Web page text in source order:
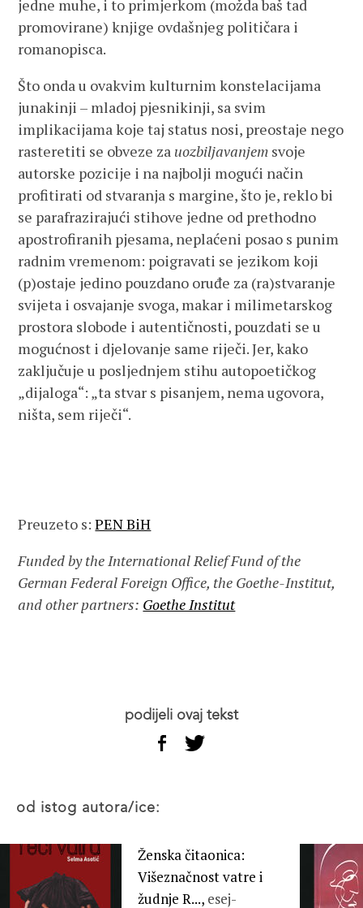
jedne muhe, i to primjerkom (možda baš tad
promovirane) knjige ovdašnjeg političara i
romanopisca.
Što onda u ovakvim kulturnim konstelacijama
junakinji – mladoj pjesnikinji, sa svim
implikacijama koje taj status nosi, preostaje nego
rasteretiti se obveze za uozbiljavanjem svoje
autorske pozicije i na najbolji mogući način
profitirati od stvaranja s margine, što je, reklo bi
se parafrazirajući stihove jedne od prethodno
apostrofiranih pjesama, neplaćeni posao s punim
radnim vremenom: poigravati se jezikom koji
(p)ostaje jedino pouzdano oruđe za (ra)stvaranje
svijeta i osvajanje svoga, makar i milimetarskog
prostora slobode i autentičnosti, pouzdati se u
mogućnost i djelovanje same riječi. Jer, kako
zaključuje u posljednjem stihu autopoetičkog
„dijaloga“: „ta stvar s pisanjem, nema ugovora,
ništa, sem riječi“.
Preuzeto s:PEN BiH
Funded by the International Relief Fund of the
German Federal Foreign Office, the Goethe-Institut,
and other partners: Goethe Institut
podijeli ovaj tekst
od istog autora/ice:
Ženska čitaonica:
Višeznačnost vatre i
žudnje R..., esej-